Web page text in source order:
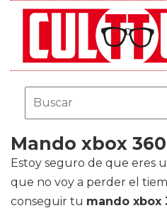
Mando xbox
Estoy seguro de que eres
que no voy a perder el
conseguir tu mando xbox